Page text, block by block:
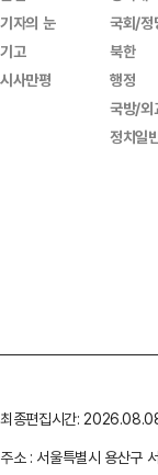
기자의 눈
기고
시사만평
국회/정
북한
행정
국방/외
정치일
최종편집시간:
주소 : 서울특별시 용산구